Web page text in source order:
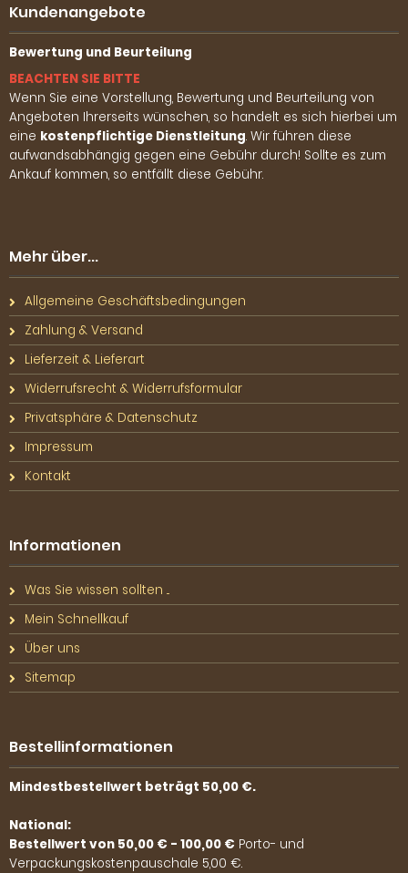
Kundenangebote
Bewertung und Beurteilung
BEACHTEN SIE BITTE
Wenn Sie eine Vorstellung, Bewertung und Beurteilung von
Angeboten Ihrerseits wünschen, so handelt es sich hierbei um
eine kostenpflichtige Dienstleitung. Wir führen diese
aufwandsabhängig gegen eine Gebühr durch! Sollte es zum
Ankauf kommen, so entfällt diese Gebühr.
Mehr über...
Allgemeine Geschäftsbedingungen
Zahlung & Versand
Lieferzeit & Lieferart
Widerrufsrecht & Widerrufsformular
Privatsphäre & Datenschutz
Impressum
Kontakt
Informationen
Was Sie wissen sollten ...
Mein Schnellkauf
Über uns
Sitemap
Bestellinformationen
Mindestbestellwert beträgt 50,00 €.
National:
Bestellwert von 50,00 € - 100,00 € Porto- und
Verpackungskostenpauschale 5,00 €.